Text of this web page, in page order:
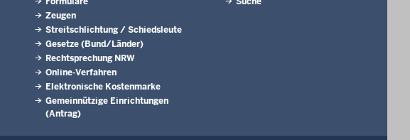
Zeugen
Streitschlichtung / Schiedsleute
Gesetze (Bund/Länder)
Rechtsprechung NRW
Online-Verfahren
Elektronische Kostenmarke
Gemeinnützige Einrichtungen
(Antrag)